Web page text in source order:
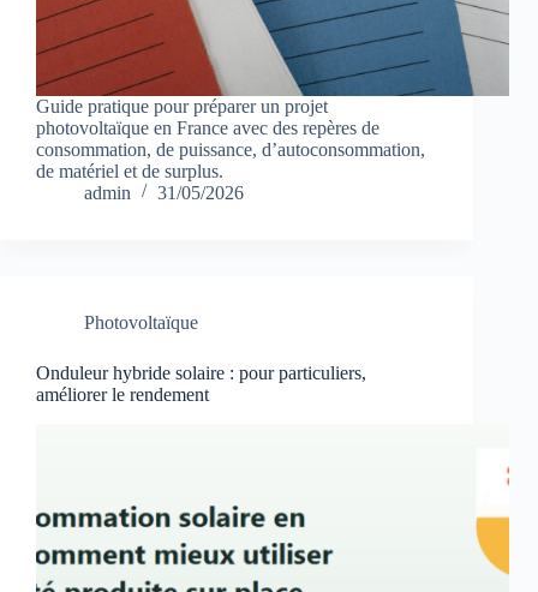
Guide pratique pour préparer un projet
photovoltaïque en France avec des repères de
consommation, de puissance, d’autoconsommation,
de matériel et de surplus.
admin
31/05/2026
Photovoltaïque
Onduleur hybride solaire : pour particuliers,
améliorer le rendement